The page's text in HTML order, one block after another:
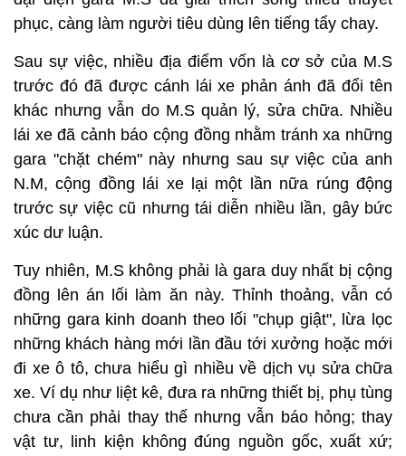
phục, càng làm người tiêu dùng lên tiếng tẩy chay.
Sau sự việc, nhiều địa điểm vốn là cơ sở của M.S
trước đó đã được cánh lái xe phản ánh đã đổi tên
khác nhưng vẫn do M.S quản lý, sửa chữa. Nhiều
lái xe đã cảnh báo cộng đồng nhằm tránh xa những
gara "chặt chém" này nhưng sau sự việc của anh
N.M, cộng đồng lái xe lại một lần nữa rúng động
trước sự việc cũ nhưng tái diễn nhiều lần, gây bức
xúc dư luận.
Tuy nhiên, M.S không phải là gara duy nhất bị cộng
đồng lên án lối làm ăn này. Thỉnh thoảng, vẫn có
những gara kinh doanh theo lối "chụp giật", lừa lọc
những khách hàng mới lần đầu tới xưởng hoặc mới
đi xe ô tô, chưa hiểu gì nhiều về dịch vụ sửa chữa
xe. Ví dụ như liệt kê, đưa ra những thiết bị, phụ tùng
chưa cần phải thay thế nhưng vẫn báo hỏng; thay
vật tư, linh kiện không đúng nguồn gốc, xuất xứ;